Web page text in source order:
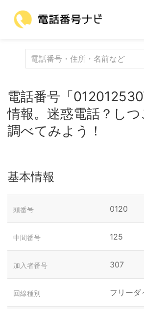
電話番号「
情報。迷惑電話？しつ
調べてみよう！
基本情報
頭番号 0120
中間番号 125
加入者番号 307
回線種別 フリーダ